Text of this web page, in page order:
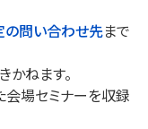
の問い合わせ先まで
かねます。
場セミナーを収録